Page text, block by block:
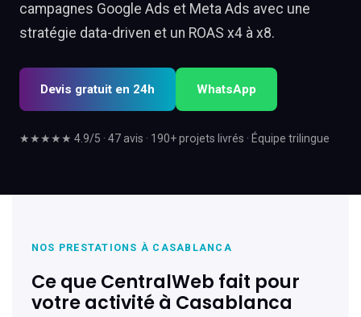
campagnes Google Ads et Meta Ads avec une
stratégie data-driven et un ROAS x4 à x8.
Devis gratuit en 24h WhatsApp
★★★★★ 4.9/5 · 47 avis · 190+ projets livrés · Équipe trilingue
NOS PRESTATIONS À CASABLANCA
Ce que CentralWeb fait pour
votre activité à Casablanca